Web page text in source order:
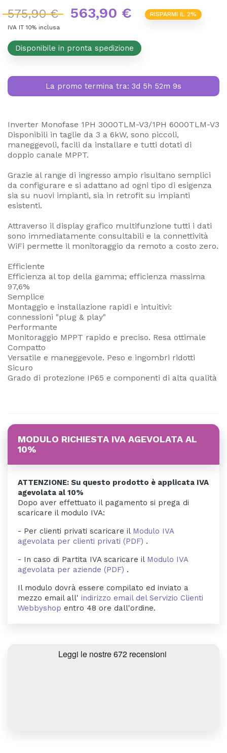
575,90 € 563,90 €
RISPARMI IL 2%
IVA IT 10% inclusa
Disponibile in pronta spedizione
La promo termina tra: 3d 5h 52m 8s
Inverter Monofase 1PH 3000TLM-V3/1PH 6000TLM-V3
Disponibili in taglie da 3 a 6kW, sono piccoli,
maneggevoli, facili da installare e tutti dotati di
doppio canale MPPT.
Grazie al range di ingresso ampio risultano semplici
da configurare e si adattano ad ogni tipo di esigenza
sia su nuovi impianti, sia in retrofit su impianti
esistenti.
Attraverso il display grafico multifunzione tutti i dati
sono immediatamente consultabili e la connettività
WiFi permette il monitoraggio da remoto a costo zero.
Efficiente
Efficienza al top della gamma; efficienza massima
97,6%
Semplice
Montaggio e installazione rapidi e intuitivi:
connessioni "plug & play"
Performante
Monitoraggio MPPT rapido e preciso. Resa ottimale
Compatto
Versatile e maneggevole. Peso e ingombri ridotti
Sicuro
Grado di protezione IP65 e componenti di alta qualità
MODULO RICHIESTA IVA AGEVOLATA AL
10%
ATTENZIONE: Su questo prodotto è applicata IVA
agevolata al 10%
Dopo aver effettuato il pagamento si prega di
scaricare il modulo IVA:
- Per clienti privati scaricare il Modulo IVA
agevolata per clienti privati (PDF) .
- In caso di Partita IVA scaricare il Modulo IVA
agevolata per aziende (PDF) .
Il modulo dovrà essere compilato ed inviato a
mezzo email all' indirizzo email del Servizio Clienti
Webbyshop entro 48 ore dall'ordine.